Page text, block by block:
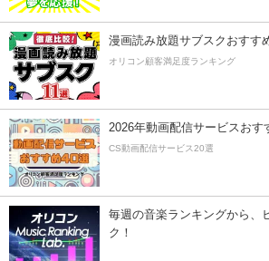
漫画読み放題サブスクおすす
オリコン顧客満足度ランキング
2026年動画配信サービスおす
CS動画配信サービス20選
毎週の音楽ランキングから、
ク！